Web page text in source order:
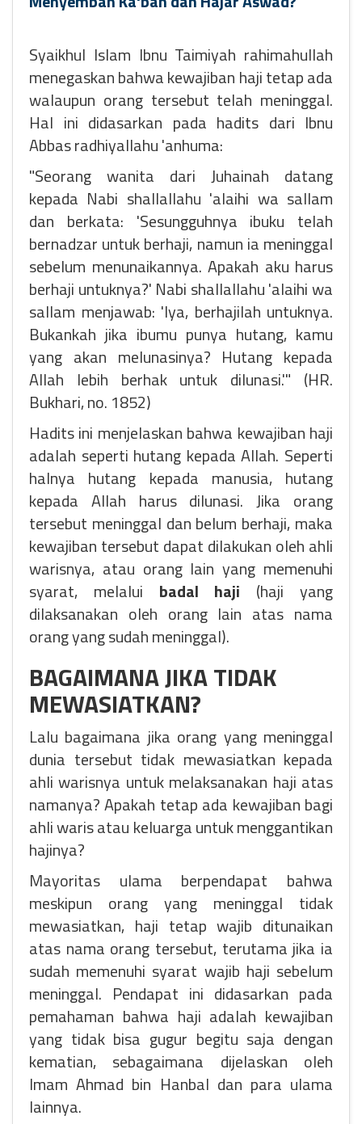
Syaikhul Islam Ibnu Taimiyah rahimahullah
menegaskan bahwa kewajiban haji tetap ada
walaupun orang tersebut telah meninggal.
Hal ini didasarkan pada hadits dari Ibnu
Abbas radhiyallahu 'anhuma:
"Seorang wanita dari Juhainah datang
kepada Nabi shallallahu 'alaihi wa sallam
dan berkata: 'Sesungguhnya ibuku telah
bernadzar untuk berhaji, namun ia meninggal
sebelum menunaikannya. Apakah aku harus
berhaji untuknya?' Nabi shallallahu 'alaihi wa
sallam menjawab: 'Iya, berhajilah untuknya.
Bukankah jika ibumu punya hutang, kamu
yang akan melunasinya? Hutang kepada
Allah lebih berhak untuk dilunasi.'" (HR.
Bukhari, no. 1852)
Hadits ini menjelaskan bahwa kewajiban haji
adalah seperti hutang kepada Allah. Seperti
halnya hutang kepada manusia, hutang
kepada Allah harus dilunasi. Jika orang
tersebut meninggal dan belum berhaji, maka
kewajiban tersebut dapat dilakukan oleh ahli
warisnya, atau orang lain yang memenuhi
syarat, melalui badal haji (haji yang
dilaksanakan oleh orang lain atas nama
orang yang sudah meninggal).
BAGAIMANA JIKA TIDAK
MEWASIATKAN?
Lalu bagaimana jika orang yang meninggal
dunia tersebut tidak mewasiatkan kepada
ahli warisnya untuk melaksanakan haji atas
namanya? Apakah tetap ada kewajiban bagi
ahli waris atau keluarga untuk menggantikan
hajinya?
Mayoritas ulama berpendapat bahwa
meskipun orang yang meninggal tidak
mewasiatkan, haji tetap wajib ditunaikan
atas nama orang tersebut, terutama jika ia
sudah memenuhi syarat wajib haji sebelum
meninggal. Pendapat ini didasarkan pada
pemahaman bahwa haji adalah kewajiban
yang tidak bisa gugur begitu saja dengan
kematian, sebagaimana dijelaskan oleh
Imam Ahmad bin Hanbal dan para ulama
lainnya.